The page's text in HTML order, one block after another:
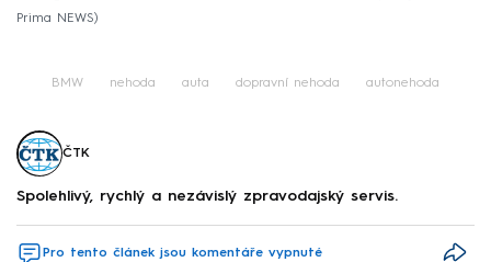
Prima NEWS
BMW nehoda auta dopravní nehoda autonehoda
ČTK
Spolehlivý, rychlý a nezávislý zpravodajský servis.
Pro tento článek jsou komentáře vypnuté